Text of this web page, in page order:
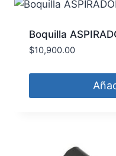
Boquilla
$10,900.00